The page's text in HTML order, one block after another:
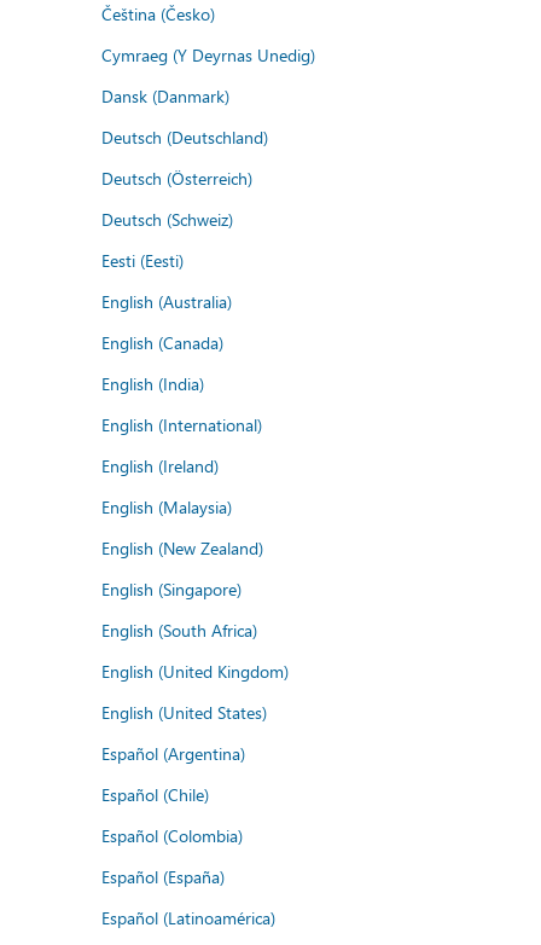
Čeština (Česko)
Cymraeg (Y Deyrnas Unedig)
Dansk (Danmark)
Deutsch (Deutschland)
Deutsch (Österreich)
Deutsch (Schweiz)
Eesti (Eesti)
English (Australia)
English (Canada)
English (India)
English (International)
English (Ireland)
English (Malaysia)
English (New Zealand)
English (Singapore)
English (South Africa)
English (United Kingdom)
English (United States)
Español (Argentina)
Español (Chile)
Español (Colombia)
Español (España)
Español (Latinoamérica)